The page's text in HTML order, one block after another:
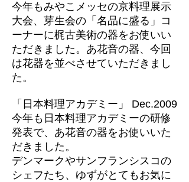
今年もみやこメッセの京料理展示
大会、芽生会の「名品に盛る」コ
ーナーに梶古美術の器をお使いい
ただきました。あ花音の器、今回
は花器を並べさせていただきまし
た。
「日本料理アカデミー」 Dec.2009
今年も日本料理アカデミーの研修
発表で、あ花音の器をお使いいた
だきました。
デンマークやサンフランシスコの
シェフたち、ゆずがとてもお気に